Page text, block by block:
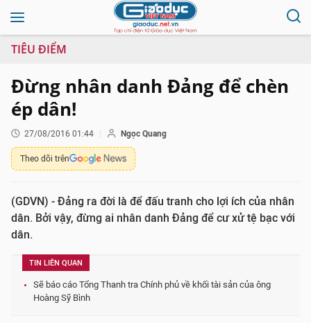
TIÊU ĐIỂM
Đừng nhân danh Đảng để chèn
ép dân!
27/08/2016 01:44 Ngọc Quang
Theo dõi trên
(GDVN) - Đảng ra đời là để đấu tranh cho lợi ích của nhân
dân. Bởi vậy, đừng ai nhân danh Đảng để cư xử tệ bạc với
dân.
TIN LIÊN QUAN
Sẽ báo cáo Tổng Thanh tra Chính phủ về khối tài sản của ông
Hoàng Sỹ Bình